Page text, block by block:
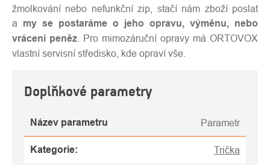
žmolkování nebo nefunkční zip, stačí nám zboží poslat
a
my se postaráme o jeho opravu, výměnu, nebo
vrácení peněz . Pro mimozáruční opravy má ORTOVOX
vlastní servisní středisko, kde opraví vše.
Doplňkové parametry
Název parametru Parametr
Kategorie: Trička